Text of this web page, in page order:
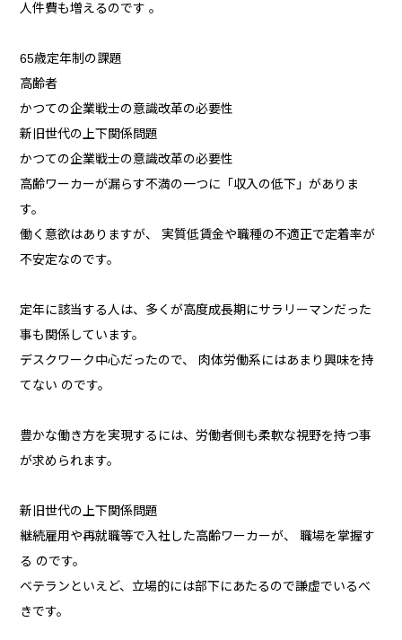
人件費も増えるのです 。
65歳定年制の課題
高齢者
かつての企業戦士の意識改革の必要性
新旧世代の上下関係問題
かつての企業戦士の意識改革の必要性
高齢ワーカーが漏らす不満の一つに「収入の低下」がありま
す。
働く意欲はありますが、 実質低賃金や職種の不適正で定着率が
不安定なのです。
定年に該当する人は、多くが高度成長期にサラリーマンだった
事も関係しています。
デスクワーク中心だったので、 肉体労働系にはあまり興味を持
てない のです。
豊かな働き方を実現するには、労働者側も柔軟な視野を持つ事
が求められます。
新旧世代の上下関係問題
継続雇用や再就職等で入社した高齢ワーカーが、 職場を掌握す
る のです。
ベテランといえど、立場的には部下にあたるので謙虚でいるべ
きです。